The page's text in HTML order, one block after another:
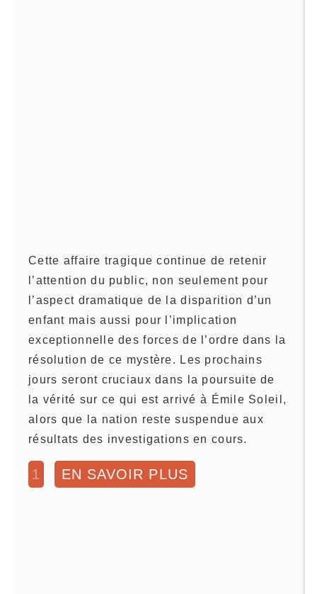
Cette affaire tragique continue de retenir
l’attention du public, non seulement pour
l’aspect dramatique de la disparition d’un
enfant mais aussi pour l’implication
exceptionnelle des forces de l’ordre dans la
résolution de ce mystère. Les prochains
jours seront cruciaux dans la poursuite de
la vérité sur ce qui est arrivé à Émile Soleil,
alors que la nation reste suspendue aux
résultats des investigations en cours.
1 EN SAVOIR PLUS